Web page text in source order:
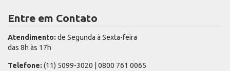
Entre em Contato
Atendimento: de Segunda à Sexta-feira
das 8h às 17h
Telefone: (11) 5099-3020 | 0800 761 0065